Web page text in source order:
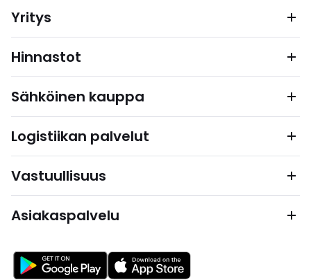
Yritys
Hinnastot
Sähköinen kauppa
Logistiikan palvelut
Vastuullisuus
Asiakaspalvelu